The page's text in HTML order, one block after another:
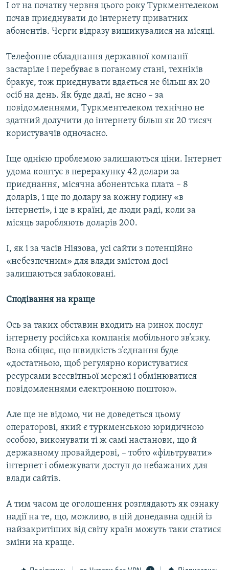
І от на початку червня цього року Туркментелеком
почав приєднувати до інтернету приватних
абонентів. Черги відразу вишикувалися на місяці.
Телефонне обладнання державної компанії
застаріле і перебуває в поганому стані, техніків
бракує, тож приєднувати вдається не більш як 20
осіб на день. Як буде далі, не ясно – за
повідомленнями, Туркментелеком технічно не
здатний долучити до інтернету більш як 20 тисяч
користувачів одночасно.
Іще однією проблемою залишаються ціни. Інтернет
удома коштує в перерахунку 42 долари за
приєднання, місячна абонентська плата – 8
доларів, і ще по долару за кожну годину «в
інтернеті», і це в країні, де люди раді, коли за
місяць заробляють доларів 200.
І, як і за часів Ніязова, усі сайти з потенційно
«небезпечним» для влади змістом досі
залишаються заблоковані.
Сподівання на краще
Ось за таких обставин входить на ринок послуг
інтернету російська компанія мобільного зв’язку.
Вона обіцяє, що швидкість з’єднання буде
«достатньою, щоб регулярно користуватися
ресурсами всесвітньої мережі і обмінюватися
повідомленнями електронною поштою».
Але ще не відомо, чи не доведеться цьому
операторові, який є туркменською юридичною
особою, виконувати ті ж самі настанови, що й
державному провайдерові, – тобто «фільтрувати»
інтернет і обмежувати доступ до небажаних для
влади сайтів.
А тим часом це оголошення розглядають як ознаку
надії на те, що, можливо, в цій донедавна одній із
найзакритіших від світу країн можуть таки статися
зміни на краще.